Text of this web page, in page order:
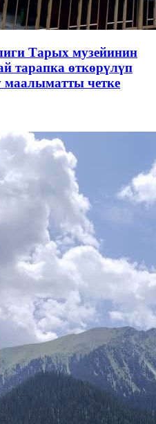
Тарых музейинин
тарапка өткөрүлүп
маалыматты четке